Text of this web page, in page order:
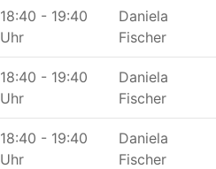
18:40 - 19:40
Uhr
Daniela
Fischer
18:40 - 19:40
Uhr
Daniela
Fischer
18:40 - 19:40
Uhr
Daniela
Fischer